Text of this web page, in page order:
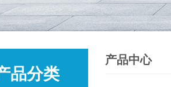
品分类
产品中心